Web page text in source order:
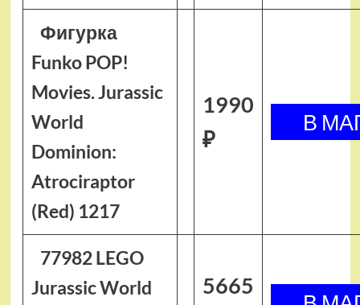
Фигурка
Funko POP!
Movies. Jurassic
World
Dominion:
Atrociraptor
(Red) 1217
1990
₽
77982 LEGO
Jurassic World
5665